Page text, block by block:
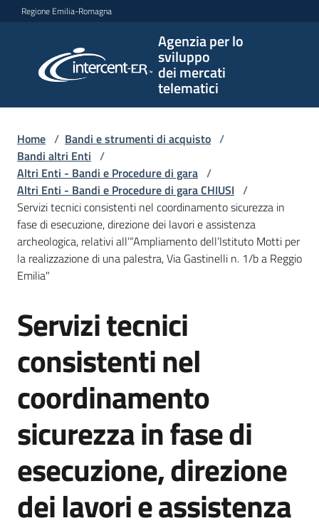
Vai al contenuto
Vai alla navigazione
Vai al footer
Regione Emilia-Romagna
Agenzia per lo
sviluppo
dei mercati
telematici
per lo
sviluppo
telematici
L'Agenzia
Bandi
e
di
acquisto
Piattaforme
Home / Bandi e strumenti di acquisto /
Bandi altri Enti /
Altri Enti - Bandi e Procedure di gara /
Altri Enti - Bandi e Procedure di gara CHIUSI /
Servizi tecnici consistenti nel coordinamento sicurezza in
fase di esecuzione, direzione dei lavori e assistenza
archeologica, relativi all’“Ampliamento dell’Istituto Motti per
la realizzazione di una palestra, Via Gastinelli n. 1/b a Reggio
Emilia"
Salta al contenuto
Servizi tecnici
consistenti nel
coordinamento
sicurezza in fase di
esecuzione, direzione
dei lavori e assistenza